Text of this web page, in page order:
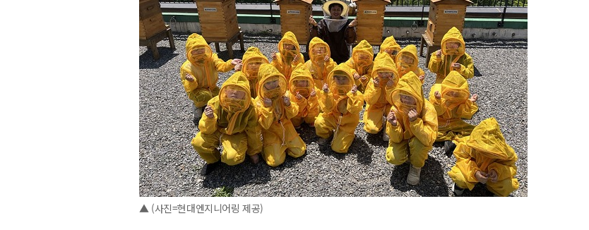
▲ (사진=현대엔지니어링 제공)